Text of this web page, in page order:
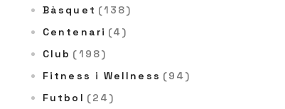
Bàsquet (138)
Centenari (4)
Club (198)
Fitness i Wellness (94)
Futbol (24)